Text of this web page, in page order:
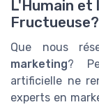
L'Humain et
Fructueuse?
Que nous
marketing?
artificielle ne
experts en